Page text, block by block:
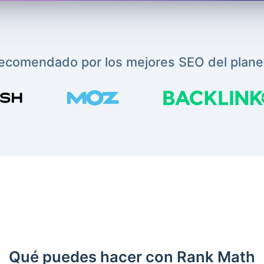
por los mejores SEO del
Qué puedes hacer con Rank Math